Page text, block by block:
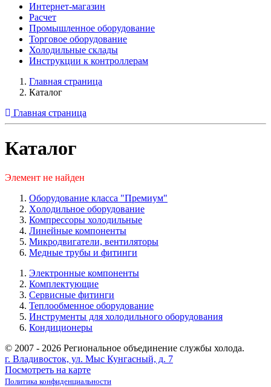
Интернет-магазин
Расчет
Промышленное оборудование
Торговое оборудование
Холодильные склады
Инструкции к контроллерам
Главная страница
Каталог
Главная страница
Каталог
Элемент не найден
Оборудование класса "Премиум"
Xолодильное оборудование
Компрессоры холодильные
Линейные компоненты
Микродвигатели, вентиляторы
Медные трубы и фитинги
Электронные компоненты
Комплектующие
Сервисные фитинги
Теплообменное оборудование
Инструменты для холодильного оборудования
Кондиционеры
© 2007 - 2026 Региональное объединение службы холода.
г. Владивосток, ул. Мыс Кунгасный, д. 7
Посмотреть на карте
Политика конфиденциальности